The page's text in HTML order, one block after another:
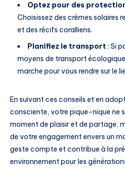
Optez pour des
Choisissez des crèmes solaires
et des récifs coralliens.
Planifiez le transport : Si
moyens de transport
marche pour vous rendre sur le
En suivant ces conseils et en
consciente, votre pique-nique ne
moment de plaisir et de partage,
de votre engagement envers un
geste compte et contribue à la
environnement pour les